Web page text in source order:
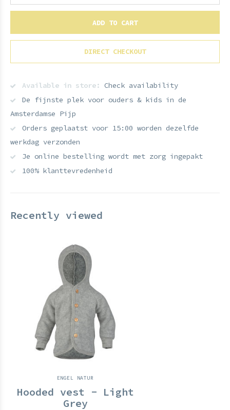
ADD TO CART
DIRECT CHECKOUT
Available in store: Check availability
De fijnste plek voor ouders & kids in de
Amsterdamse Pijp
Orders geplaatst voor 15:00 worden dezelfde
werkdag verzonden
Je online bestelling wordt met zorg ingepakt
100% klanttevredenheid
Recently viewed
ENGEL NATUR
Hooded vest - Light
Grey